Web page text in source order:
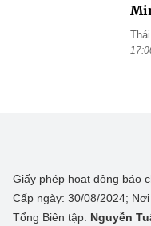
Giấy phép hoạt động báo
Cấp ngày: 30/08/2024;
Tổng Biên tập: Nguyễn